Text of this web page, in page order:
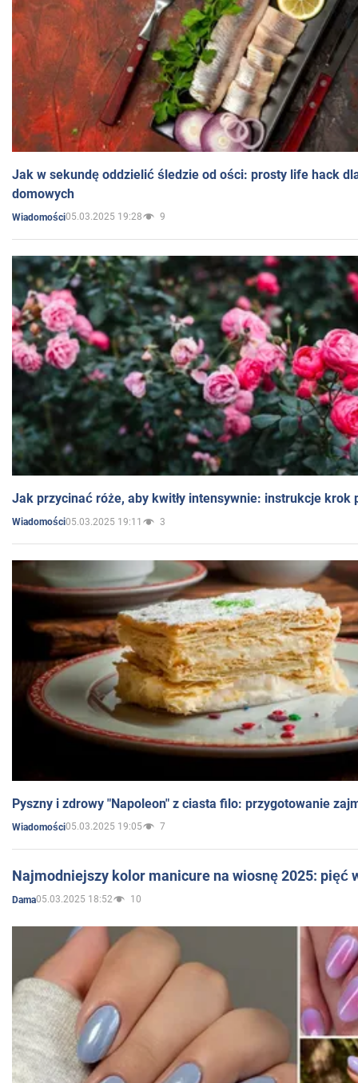
Jak w sekundę oddzielić śledzie od ości: prosty life hack
domowych
Wiadomości05.03.2025 19:28 9
Jak przycinać róże, aby kwitły intensywnie: instrukcje krok
Wiadomości05.03.2025 19:11 3
Pyszny i zdrowy "Napoleon" z ciasta filo: przygotowanie
Wiadomości05.03.2025 19:05 7
Najmodniejszy kolor manicure na wiosnę 2025: pięć
Dama05.03.2025 18:52 10